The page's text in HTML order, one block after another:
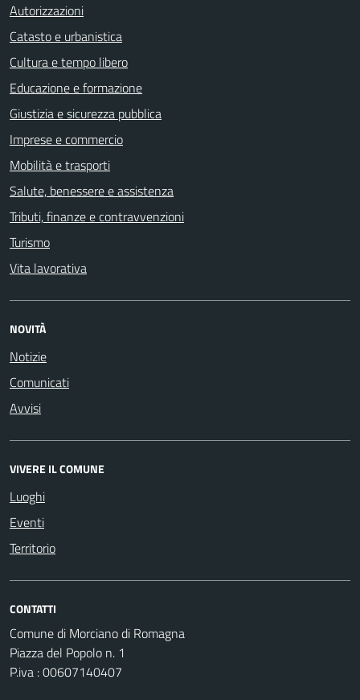
Autorizzazioni
Catasto e urbanistica
Cultura e tempo libero
Educazione e formazione
Giustizia e sicurezza pubblica
Imprese e commercio
Mobilità e trasporti
Salute, benessere e assistenza
Tributi, finanze e contravvenzioni
Turismo
Vita lavorativa
NOVITÀ
Notizie
Comunicati
Avvisi
VIVERE IL COMUNE
Luoghi
Eventi
Territorio
CONTATTI
Comune di Morciano di Romagna
Piazza del Popolo n. 1
P.iva : 00607140407